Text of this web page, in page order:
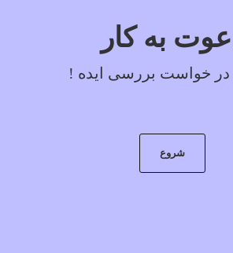
به کار
در خواست بررسی ایده !
شروع